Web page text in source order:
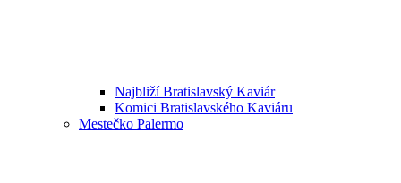
Najbliží Bratislavský Kaviár
Komici Bratislavského Kaviáru
Mestečko Palermo